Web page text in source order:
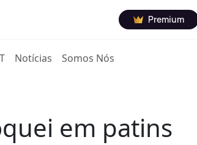
Premium
Notícias Somos Nós
em patins